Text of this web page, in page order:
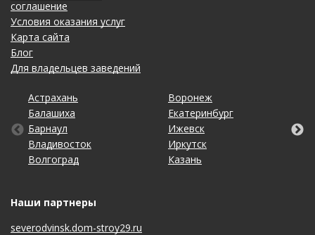
соглашение
Условия оказания услуг
Карта сайта
Блог
Для владельцев заведений
Астрахань
Балашиха
Барнаул
Владивосток
Волгоград
Воронеж
Екатеринбург
Ижевск
Иркутск
Казань
Калининград
Кемерово
Киров
Краснодар
Красноярск
Липецк
Махачкала
Москва
Набережные Челны
Нижний Новгород
Новосибирск
Омск
Оренбург
Пенза
Пермь
Ростов-на-Дону
Рязань
Самара
Санкт-Петербург
Саратов
Ставрополь
Тольятти
Томск
Тула
Тюмень
Ульяновск
Уфа
Хабаровск
Чебоксары
Челябинск
Ярославль
Наши партнеры
severodvinsk.dom-stroy29.ru